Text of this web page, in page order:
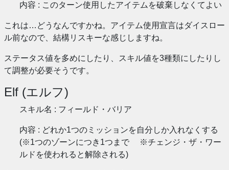
内容 : このターン使用したアイテムを破棄しなくてよい
これは…どうなんですかね。アイテム使用宣言はダイスロー
ル前なので、結構リスキーな感じしますね。
ステータス値を多めにしたり、スキル値を3種類にしたりし
て調整が必要そうです。
Elf (エルフ)
スキル名 : フィールド・バリア
内容 : どれか1つのミッションを自分しか入れなくする
(※1つのゾーンにつき1つまで ※チェンジ・ザ・ワー
ルドを使われると解除される)